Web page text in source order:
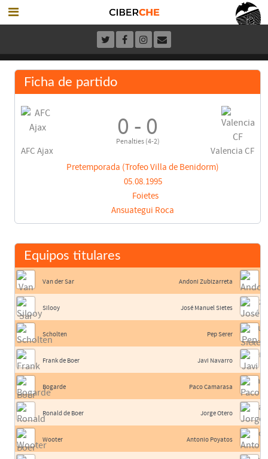
Ficha de partido
AFC Ajax
0 - 0
Penalties (4-2)
Valencia CF
Pretemporada (Trofeo Villa de Benidorm)
05.08.1995
Foietes
Ansuategui Roca
Equipos titulares
Van der Sar
Silooy
Scholten
Frank de Boer
Bogarde
Ronald de Boer
Wooter
Andoni Zubizarreta
José Manuel Sietes
Pep Serer
Javi Navarro
Paco Camarasa
Jorge Otero
Antonio Poyatos